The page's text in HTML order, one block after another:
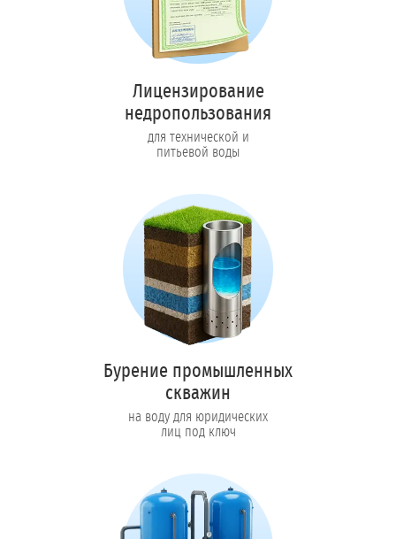
Лицензирование
недропользования
для технической и
питьевой воды
Бурение промышленных
скважин
на воду для юридических
лиц под ключ